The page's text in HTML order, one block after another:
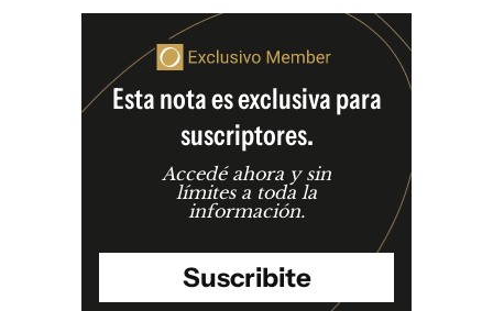
Esta nota es exclusiva para
suscriptores.
Accedé ahora y sin
límites a toda la
información.
Suscribite